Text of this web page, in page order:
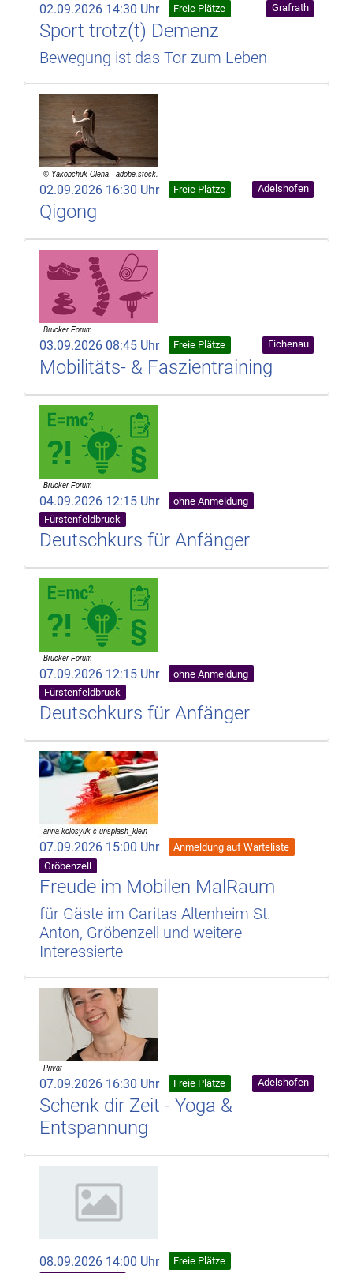
02.09.2026 14:30 Uhr Freie Plätze Grafrath
Sport trotz(t) Demenz
Bewegung ist das Tor zum Leben
02.09.2026 16:30 Uhr Freie Plätze Adelshofen
Qigong
03.09.2026 08:45 Uhr Freie Plätze Eichenau
Mobilitäts- & Faszientraining
04.09.2026 12:15 Uhr
ohne Anmeldung
Fürstenfeldbruck
Deutschkurs für Anfänger
07.09.2026 12:15 Uhr
ohne Anmeldung
Fürstenfeldbruck
Deutschkurs für Anfänger
07.09.2026 15:00 Uhr
Anmeldung auf Warteliste
Gröbenzell
Freude im Mobilen MalRaum
für Gäste im Caritas Altenheim St.
Anton, Gröbenzell und weitere
Interessierte
07.09.2026 16:30 Uhr Freie Plätze Adelshofen
Schenk dir Zeit - Yoga &
Entspannung
08.09.2026 14:00 Uhr
Freie Plätze